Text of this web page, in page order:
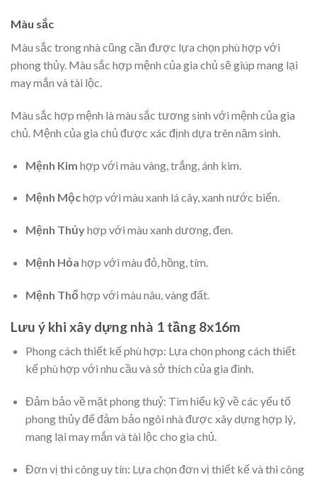
Màu sắc
Màu sắc trong nhà cũng cần được lựa chọn phù hợp với
phong thủy. Màu sắc hợp mệnh của gia chủ sẽ giúp mang lại
may mắn và tài lộc.
Màu sắc hợp mệnh là màu sắc tương sinh với mệnh của gia
chủ. Mệnh của gia chủ được xác định dựa trên năm sinh.
Mệnh Kim hợp với màu vàng, trắng, ánh kim.
Mệnh Mộchợp với màu xanh lá cây, xanh nước biển.
Mệnh Thủyhợp với màu xanh dương, đen.
Mệnh Hỏa hợp với màu đỏ, hồng, tím.
Mệnh Thổ hợp với màu nâu, vàng đất.
Lưu ý khi xây dựng nhà 1 tầng 8x16m
Phong cách thiết kế phù hợp: Lựa chọn phong cách thiết
kế phù hợp với nhu cầu và sở thích của gia đình.
Đảm bảo về mặt phong thuỷ: Tìm hiểu kỹ về các yếu tố
phong thủy để đảm bảo ngôi nhà được xây dựng hợp lý,
mang lại may mắn và tài lộc cho gia chủ.
Đơn vị thi công uy tín: Lựa chọn đơn vị thiết kế và thi công